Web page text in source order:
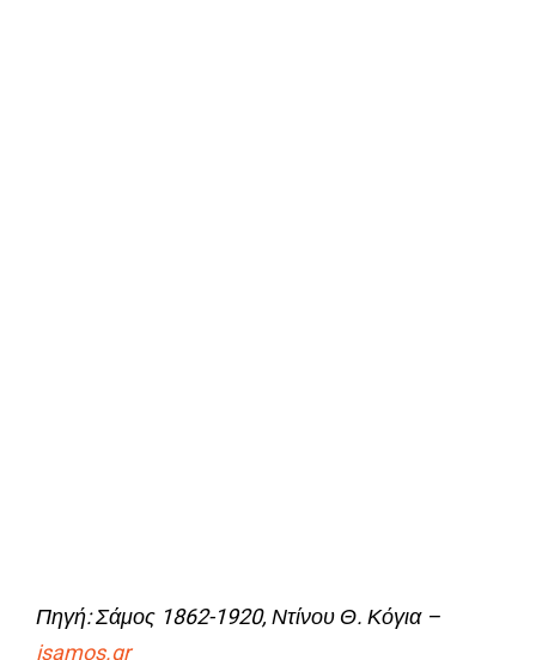
Πηγή: Σάμος 1862-1920, Ντίνου Θ. Κόγια –
isamos.gr